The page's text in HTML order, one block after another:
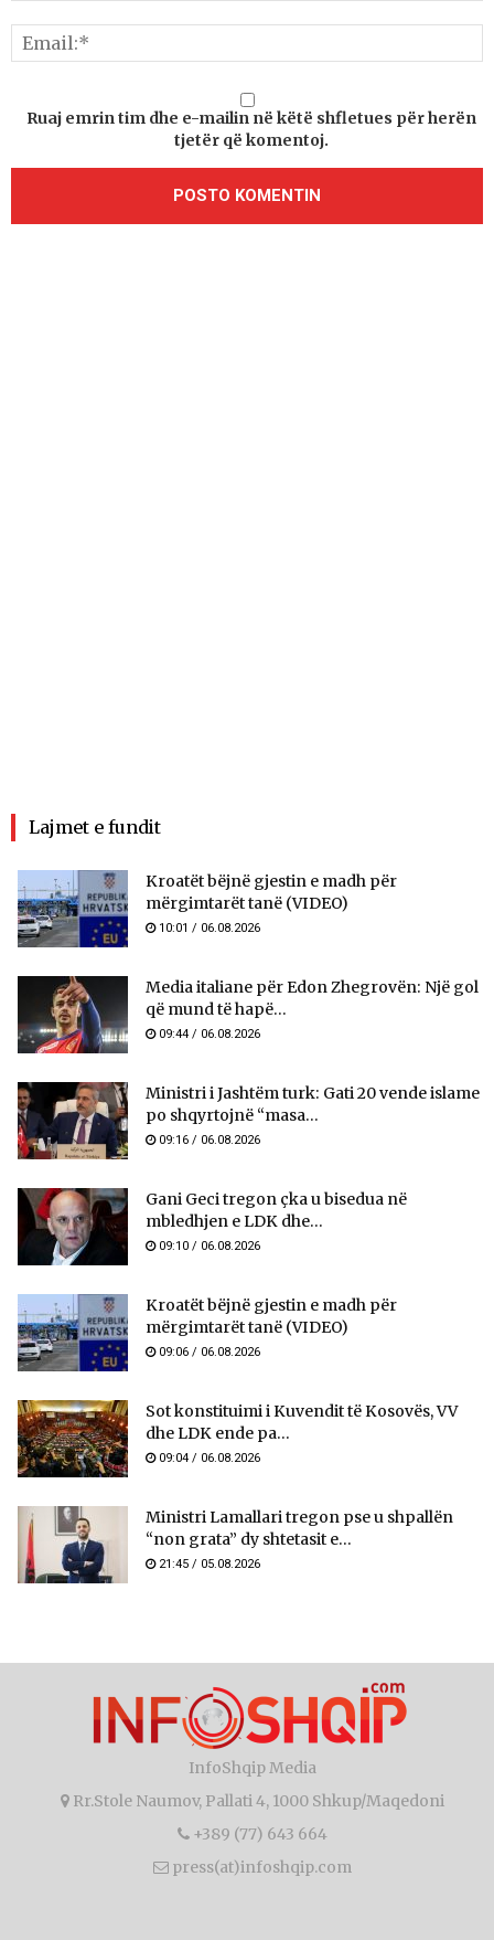
Ruaj emrin tim dhe e-mailin në këtë shfletues për herën
tjetër që komentoj.
Lajmet e fundit
Kroatët bëjnë gjestin e madh për
mërgimtarët tanë (VIDEO)
10:01 / 06.08.2026
Media italiane për Edon Zhegrovën: Një gol
që mund të hapë...
09:44 / 06.08.2026
Ministri i Jashtëm turk: ​​Gati 20 vende islame
po shqyrtojnë “masa...
09:16 / 06.08.2026
Gani Geci tregon çka u bisedua në
mbledhjen e LDK dhe...
09:10 / 06.08.2026
Kroatët bëjnë gjestin e madh për
mërgimtarët tanë (VIDEO)
09:06 / 06.08.2026
Sot konstituimi i Kuvendit të Kosovës, VV
dhe LDK ende pa...
09:04 / 06.08.2026
Ministri Lamallari tregon pse u shpallën
“non grata” dy shtetasit e...
21:45 / 05.08.2026
InfoShqip Media
Rr.Stole Naumov, Pallati 4, 1000 Shkup/Maqedoni
+389 (77) 643 664
press(at)infoshqip.com